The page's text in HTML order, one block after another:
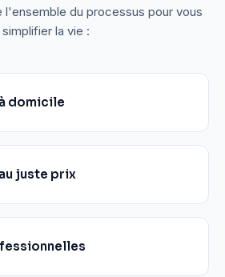
l'ensemble du processus pour vous
simplifier la vie :
domicile
juste prix